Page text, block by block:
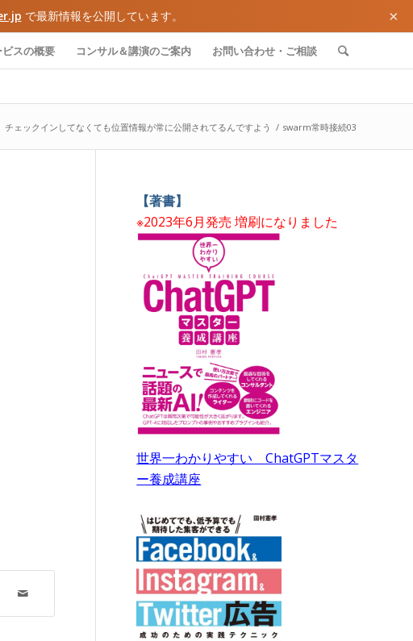
で最新情報を公開しています。 ×
スの概要 コンサル＆講演のご案内 お問い合わせ・ご相談
ェックインしてなくても位置情報が常に公開されてるんですよう / swarm常時接続03
【著書】
※2023年6月発売 増刷になりました
世界一わかりやすい ChatGPTマスタ
ー養成講座